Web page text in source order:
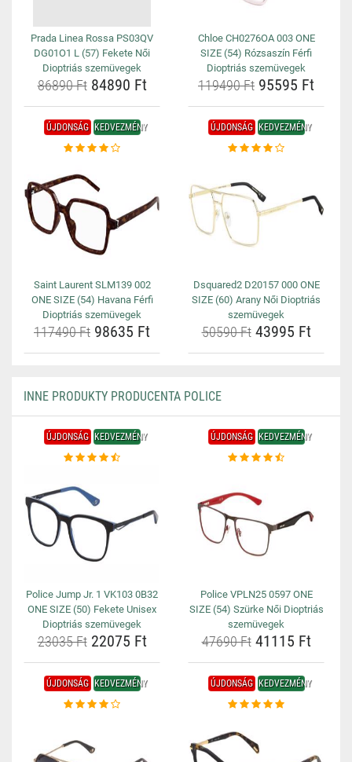
Prada Linea Rossa PS03QV
DG01O1 L (57) Fekete Női
Dioptriás szemüvegek
86890 Ft84890 Ft
Chloe CH0276OA 003 ONE
SIZE (54) Rózsaszín Férfi
Dioptriás szemüvegek
119490 Ft 95595 Ft
ÚJDONSÁG KEDVEZMÉNY
Saint Laurent SLM139 002
ONE SIZE (54) Havana Férfi
Dioptriás szemüvegek
117490 Ft 98635 Ft
ÚJDONSÁG KEDVEZMÉNY
Dsquared2 D20157 000 ONE
SIZE (60) Arany Női Dioptriás
szemüvegek
50590 Ft43995 Ft
INNE PRODUKTY PRODUCENTA POLICE
ÚJDONSÁG KEDVEZMÉNY
Police Jump Jr. 1 VK103 0B32
ONE SIZE (50) Fekete Unisex
Dioptriás szemüvegek
23035 Ft22075 Ft
ÚJDONSÁG KEDVEZMÉNY
Police VPLN25 0597 ONE
SIZE (54) Szürke Női Dioptriás
szemüvegek
47690 Ft41115 Ft
ÚJDONSÁG KEDVEZMÉNY ÚJDONSÁG KEDVEZMÉNY